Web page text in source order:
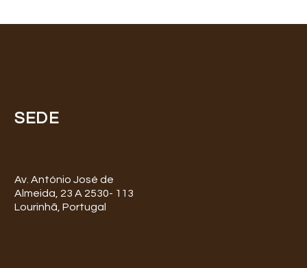
SEDE
Av. António José de
Almeida, 23 A 2530- 113
Lourinhã, Portugal